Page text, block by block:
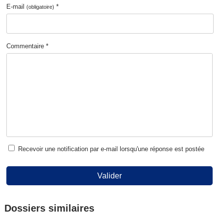
E-mail(obligatoire) *
Commentaire *
Recevoir une notification par e-mail lorsqu'une réponse est postée
Valider
Dossiers similaires